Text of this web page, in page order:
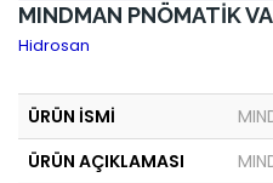
MINDMAN PNÖMATİK
Hidrosan
ÜRÜN İSMİ
ÜRÜN AÇIKLAMASI